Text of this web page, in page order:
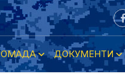
ДОКУМЕНТИ